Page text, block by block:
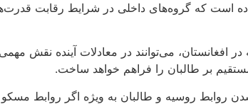
داده است که گروه‌های داخلی در شرایط رقابت
می‌توانند در معادلات آینده نقش
بر طالبان را فراهم خواهد ساخت.
روابط روسیه و طالبان به ویژه اگر روابط